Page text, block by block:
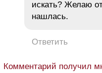
искать? Желаю
нашлась.
Ответить
Комментарий получил